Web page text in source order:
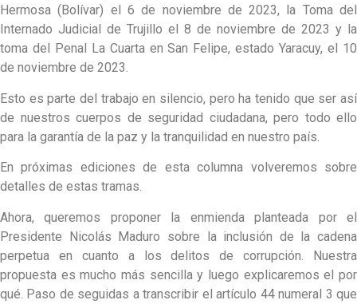
Hermosa (Bolívar) el 6 de noviembre de 2023, la Toma del
Internado Judicial de Trujillo el 8 de noviembre de 2023 y la
toma del Penal La Cuarta en San Felipe, estado Yaracuy, el 10
de noviembre de 2023.
Esto es parte del trabajo en silencio, pero ha tenido que ser así
de nuestros cuerpos de seguridad ciudadana, pero todo ello
para la garantía de la paz y la tranquilidad en nuestro país.
En próximas ediciones de esta columna volveremos sobre
detalles de estas tramas.
Ahora, queremos proponer la enmienda planteada por el
Presidente Nicolás Maduro sobre la inclusión de la cadena
perpetua en cuanto a los delitos de corrupción. Nuestra
propuesta es mucho más sencilla y luego explicaremos el por
qué. Paso de seguidas a transcribir el artículo 44 numeral 3 que